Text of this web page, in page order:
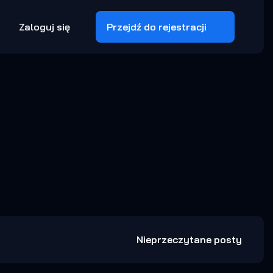
Zaloguj się Przejdź do rejestracji
Nieprzeczytane posty